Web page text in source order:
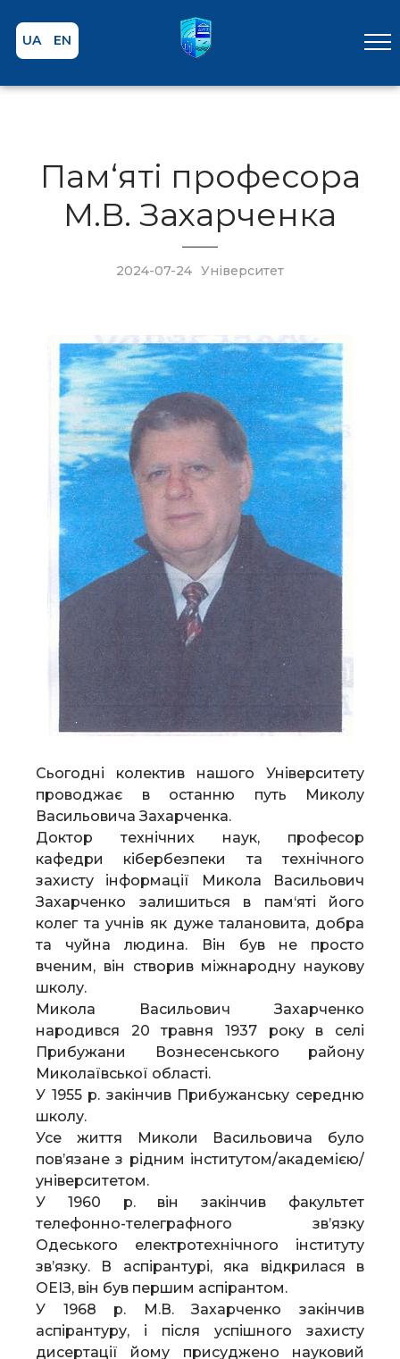
UA EN
Пам‘яті професора
М.В. Захарченка
2024-07-24 Університет
Сьогодні колектив нашого Університету
проводжає в останню путь Миколу
Васильовича Захарченка.
Доктор технічних наук, професор
кафедри кібербезпеки та технічного
захисту інформації Микола Васильович
Захарченко залишиться в пам‘яті його
колег та учнів як дуже талановита, добра
та чуйна людина. Він був не просто
вченим, він створив міжнародну наукову
школу.
Микола Васильович Захарченко
народився 20 травня 1937 року в селі
Прибужани Вознесенського району
Миколаївської області.
У 1955 р. закінчив Прибужанську середню
школу.
Усе життя Миколи Васильовича було
пов’язане з рідним інститутом/академією/
університетом.
У 1960 р. він закінчив факультет
телефонно-телеграфного зв’язку
Одеського електротехнічного інституту
зв’язку. В аспірантурі, яка відкрилася в
ОЕІЗ, він був першим аспірантом.
У 1968 р. М.В. Захарченко закінчив
аспірантуру, і після успішного захисту
дисертації йому присуджено науковий